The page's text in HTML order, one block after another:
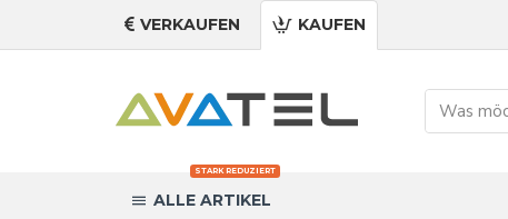
VERKAUFEN KAUFEN
ALLE ARTIKEL
STARK REDUZIERT